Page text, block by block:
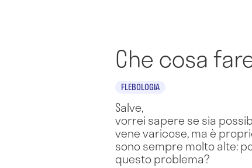
Che cosa
FLEBOLOGIA
Salve,
vorrei sapere se sia
vene varicose, ma è
sono sempre molto alte:
questo problema?